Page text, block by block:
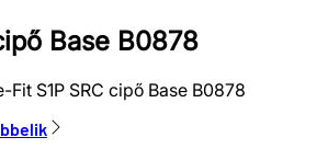
Base B0878
Fit S1P SRC cipő Base B0878